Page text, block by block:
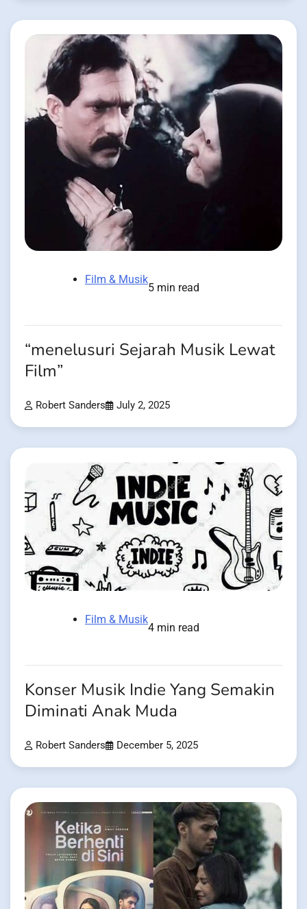
Film & Musik
5 min read
“menelusuri Sejarah Musik Lewat
Film”
Robert Sanders July 2, 2025
Film & Musik
4 min read
Konser Musik Indie Yang Semakin
Diminati Anak Muda
Robert Sanders December 5, 2025